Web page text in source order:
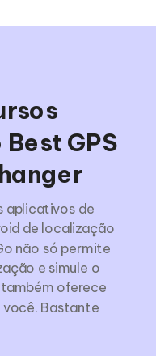
GPS
aplicativos de
de localização
não só permite
e simule o
oferece
você. Bastante